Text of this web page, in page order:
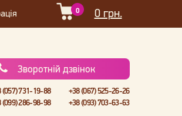
0 грн.
0
Зворотній дзвінок
(057) 731-19-88
+38 (067) 525-26-26
(099) 286-98-98
+38 (093) 703-63-63